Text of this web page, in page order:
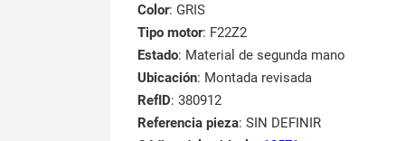
Color: GRIS
Tipo motor: F22Z2
Estado: Material de segunda mano
Ubicación: Montada revisada
RefID: 380912
Referencia pieza: SIN DEFINIR